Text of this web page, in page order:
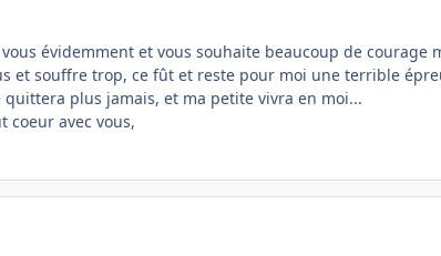
évidemment et vous souhaite beaucoup de
et souffre trop, ce fût et reste pour moi une terrible
plus jamais, et ma petite vivra en moi...
coeur avec vous,